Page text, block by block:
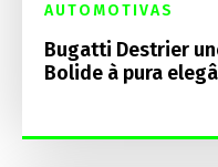
AUTOMOTIVAS
Bugatti Destrier
Bolide à pura